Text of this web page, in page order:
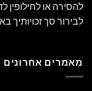
להסירה או לחילופין
לבירור סך
מאמרים אחרונים